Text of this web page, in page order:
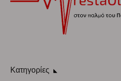
Κατηγορίες